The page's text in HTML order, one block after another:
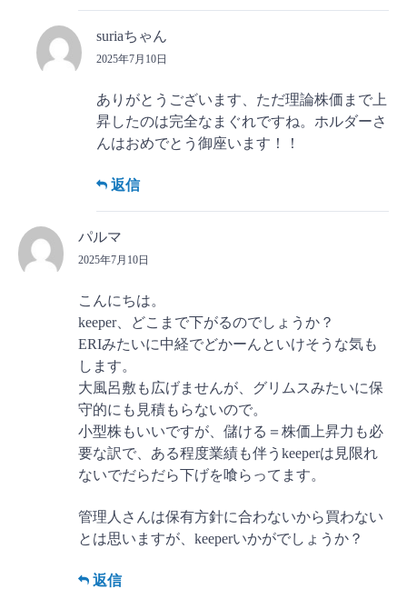
suriaちゃん
2025年7月10日
ありがとうございます、ただ理論株価まで上
昇したのは完全なまぐれですね。ホルダーさ
んはおめでとう御座います！！
返信
パルマ
2025年7月10日
こんにちは。
keeper、どこまで下がるのでしょうか？
ERIみたいに中経でどかーんといけそうな気も
します。
大風呂敷も広げませんが、グリムスみたいに保
守的にも見積もらないので。
小型株もいいですが、儲ける＝株価上昇力も必
要な訳で、ある程度業績も伴うkeeperは見限れ
ないでだらだら下げを喰らってます。
管理人さんは保有方針に合わないから買わない
とは思いますが、keeperいかがでしょうか？
返信